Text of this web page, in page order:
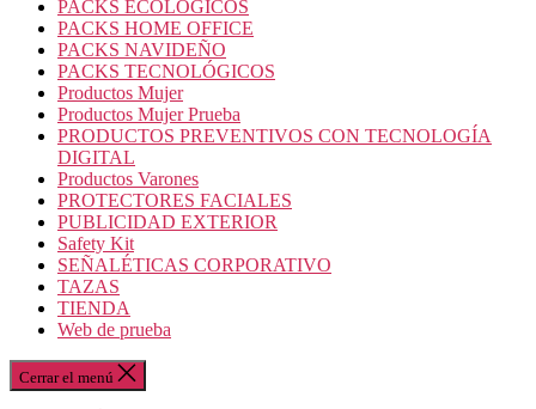
PACKS ECOLOGICOS
PACKS HOME OFFICE
PACKS NAVIDEÑO
PACKS TECNOLÓGICOS
Productos Mujer
Productos Mujer Prueba
PRODUCTOS PREVENTIVOS CON TECNOLOGÍA
DIGITAL
Productos Varones
PROTECTORES FACIALES
PUBLICIDAD EXTERIOR
Safety Kit
SEÑALÉTICAS CORPORATIVO
TAZAS
TIENDA
Web de prueba
Cerrar el menú